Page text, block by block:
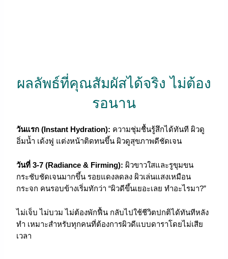
ผลลัพธ์ที่คุณสัมผัสได้จริง ไม่ต้อง
รอนาน
วันแรก (Instant Hydration): ความชุ่มชื้นรู้สึกได้ทันที ผิวดู
อิ่มน้ำ เด้งฟู แต่งหน้าติดทนขึ้น ผิวดูสุขภาพดีชัดเจน
วันที่ 3-7 (Radiance & Firming): ผิวขาวใสและรูขุมขน
กระชับชัดเจนมากขึ้น รอยแดงลดลง ผิวเล่นแสงเหมือน
กระจก คนรอบข้างเริ่มทักว่า “ผิวดีขึ้นเยอะเลย ทำอะไรมา?”
ไม่เจ็บ ไม่บวม ไม่ต้องพักฟื้น กลับไปใช้ชีวิตปกติได้ทันทีหลัง
ทำ เหมาะสำหรับทุกคนที่ต้องการผิวดีแบบดาราโดยไม่เสีย
เวลา